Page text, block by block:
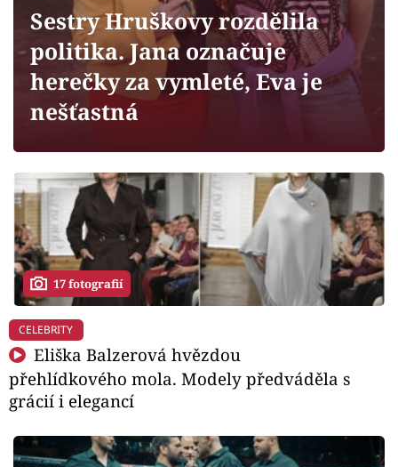
Sledujte prima+
Filmový festival Karlovy Vary
Mámy sobě
Přihlášení
Sledujte nás
Sestry Hruškovy rozdělila
politika. Jana označuje
herečky za vymleté, Eva je
nešťastná
17 fotografií
CELEBRITY
Eliška Balzerová hvězdou
přehlídkového mola. Modely předváděla s
grácií i elegancí